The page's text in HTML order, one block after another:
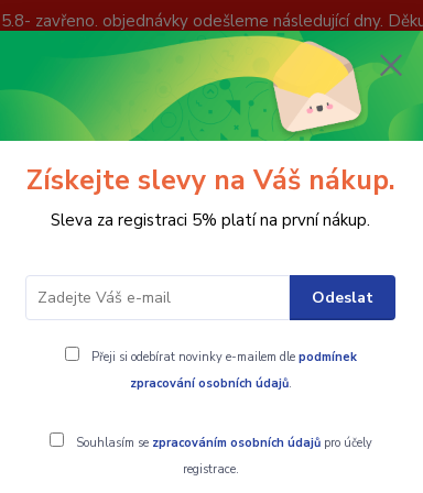
zavřeno. objednávky odešleme následující dny.
Nevíte si rady? Zavolejte.
prutů Ø10 - Ø16 mm
nalezeno žádné zboží.
Získejte slevy na Váš nákup.
Sleva za registraci 5% platí na první nákup.
Odeslat
Přeji si odebírat novinky e-mailem dle podmínek
zpracování osobních údajů.
Souhlasím se zpracováním osobních údajůpro účely
registrace.